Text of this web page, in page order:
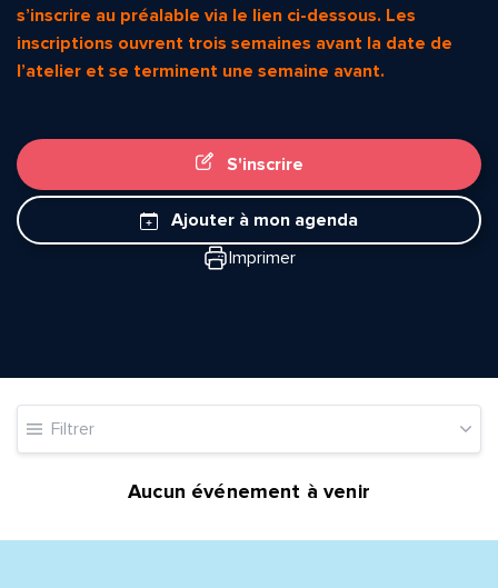
s’inscrire au préalable via le lien ci-dessous. Les
inscriptions ouvrent trois semaines avant la date de
l’atelier et se terminent une semaine avant.
S'inscrire
Ajouter à mon agenda
Imprimer
Filtrer
Aucun événement à venir
Adresse e-mail*
Message*
Commentaire*